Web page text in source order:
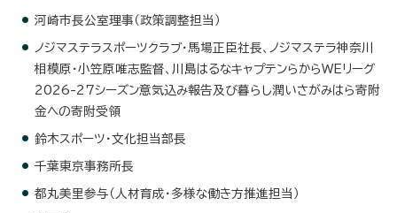
河崎市長公室理事（政策調整担当）
ノジマステラスポーツクラブ・馬場正臣社長、ノジマステラ神奈川
相模原・小笠原唯志監督、川島はるなキャプテンらからWEリーグ
2026-27シーズン意気込み報告及び暮らし潤いさがみはら寄附
金への寄附受領
鈴木スポーツ・文化担当部長
千葉東京事務所長
都丸美里参与（人材育成・多様な働き方推進担当）